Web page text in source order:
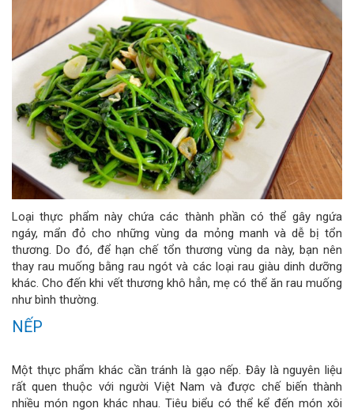
Loại thực phẩm này chứa các thành phần có thể gây ngứa
ngáy, mẩn đỏ cho những vùng da mỏng manh và dễ bị tổn
thương. Do đó, để hạn chế tổn thương vùng da này, bạn nên
thay rau muống bằng rau ngót và các loại rau giàu dinh dưỡng
khác. Cho đến khi vết thương khô hẳn, mẹ có thể ăn rau muống
như bình thường.
NẾP
Một thực phẩm khác cần tránh là gạo nếp. Đây là nguyên liệu
rất quen thuộc với người Việt Nam và được chế biến thành
nhiều món ngon khác nhau. Tiêu biểu có thể kể đến món xôi